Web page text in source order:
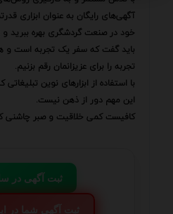
آگهی‌های رایگان به عنوان ابزاری
خود در صنعت گردشگری بهره ببرید
باید گفت که سفر یک تجربه است و
تجربه را برای عزیزانمان رقم بزنیم.
با استفاده از ابزارهای نوین
این مهم دور از ذهن نیست.
کافیست کمی خلاقیت و صبر چاشنی
📢 ثبت آگهی در
💬 ثبت آگهی شما